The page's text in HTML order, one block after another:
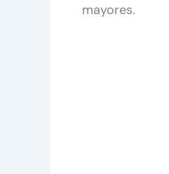
mayores.